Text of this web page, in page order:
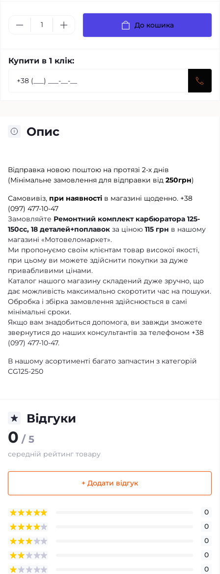
До кошика
Купити в 1 клік:
Опис
Відправка новою поштою на протязі 2-х днів
(Мінімальне замовлення для відправки від 250грн)
Самовивіз, при наявності в магазині щоденно. +38
(097) 477-10-47
Замовляйте Ремонтний комплект карбюратора 125-
150cc, 18 деталей+поплавок за ціною 115 грн в нашому
магазині «Мотовеломаркет».
Ми пропонуємо своїм клієнтам товар високої якості,
при цьому ви можете здійснити покупки за дуже
привабливими цінами.
Каталог нашого магазину складений дуже зручно, що
дає можливість максимально скоротити час на пошуки.
Обробка і збірка замовлення здійснюється в самі
мінімальні сроки.
Якщо вам знадобиться допомога, ви завжди зможете
звернутися до наших консультантів за телефоном +38
(097) 477-10-47.
В нашому асортименті багато запчастин з категорій
CG125-250
Відгуки
0 / 5
середній рейтинг товару
+ Додати відгук
0
0
0
0
0